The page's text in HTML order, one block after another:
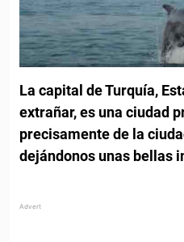
La capital de Turquía,
extrañar, es una ciudad
precisamente de la
dejándonos unas bellas